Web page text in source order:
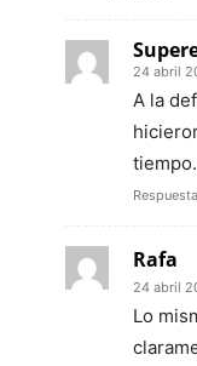
24 abril
A la
Respuesta
Rafa
24 abril
Lo